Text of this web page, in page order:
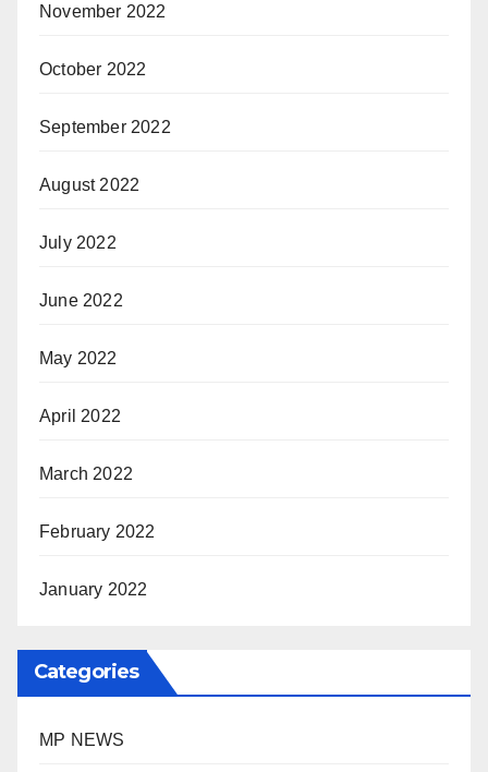
November 2022
October 2022
September 2022
August 2022
July 2022
June 2022
May 2022
April 2022
March 2022
February 2022
January 2022
Categories
MP NEWS